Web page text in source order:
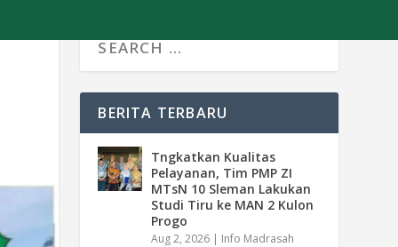
BERITA TERBARU
Tngkatkan Kualitas
Pelayanan, Tim PMP ZI
MTsN 10 Sleman Lakukan
Studi Tiru ke MAN 2 Kulon
Progo
Aug 2, 2026 | Info Madrasah